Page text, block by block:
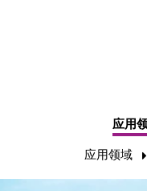
应用
应用领域